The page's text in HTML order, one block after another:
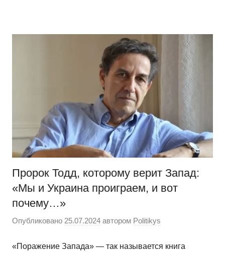
содержимому
Пророк Тодд, которому верит Запад:
«Мы и Украина проиграем, и вот
почему…»
Опубликовано 25.07.2024 автором Politikys
«Поражение Запада» — так называется книга